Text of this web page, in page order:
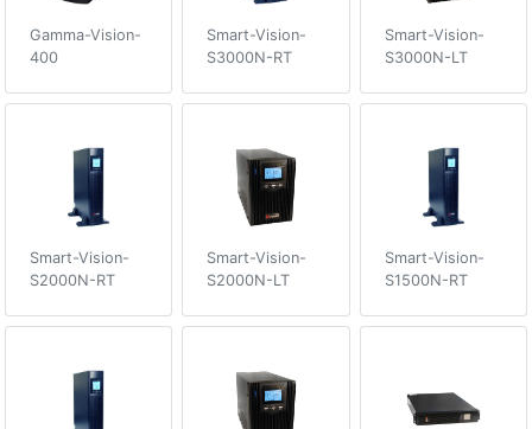
Gamma-Vision-
400
Smart-Vision-
S3000N-RT
Smart-Vision-
S3000N-LT
Smart-Vision-
S2000N-RT
Smart-Vision-
S2000N-LT
Smart-Vision-
S1500N-RT